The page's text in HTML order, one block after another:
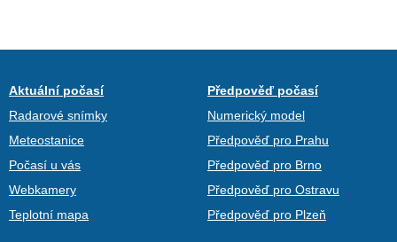
Aktuální počasí
Radarové snímky
Meteostanice
Počasí u vás
Webkamery
Teplotní mapa
Předpověď počasí
Numerický model
Předpověď pro Prahu
Předpověď pro Brno
Předpověď pro Ostravu
Předpověď pro Plzeň